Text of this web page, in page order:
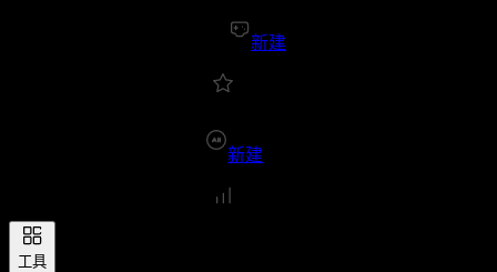
新建
新建
工具